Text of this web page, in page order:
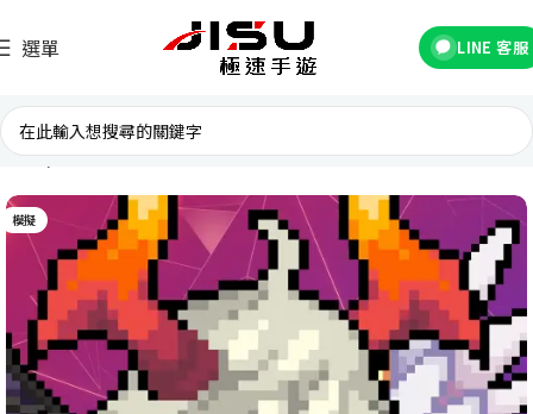
選單 LINE 客服
首頁 國際遊戲
模擬